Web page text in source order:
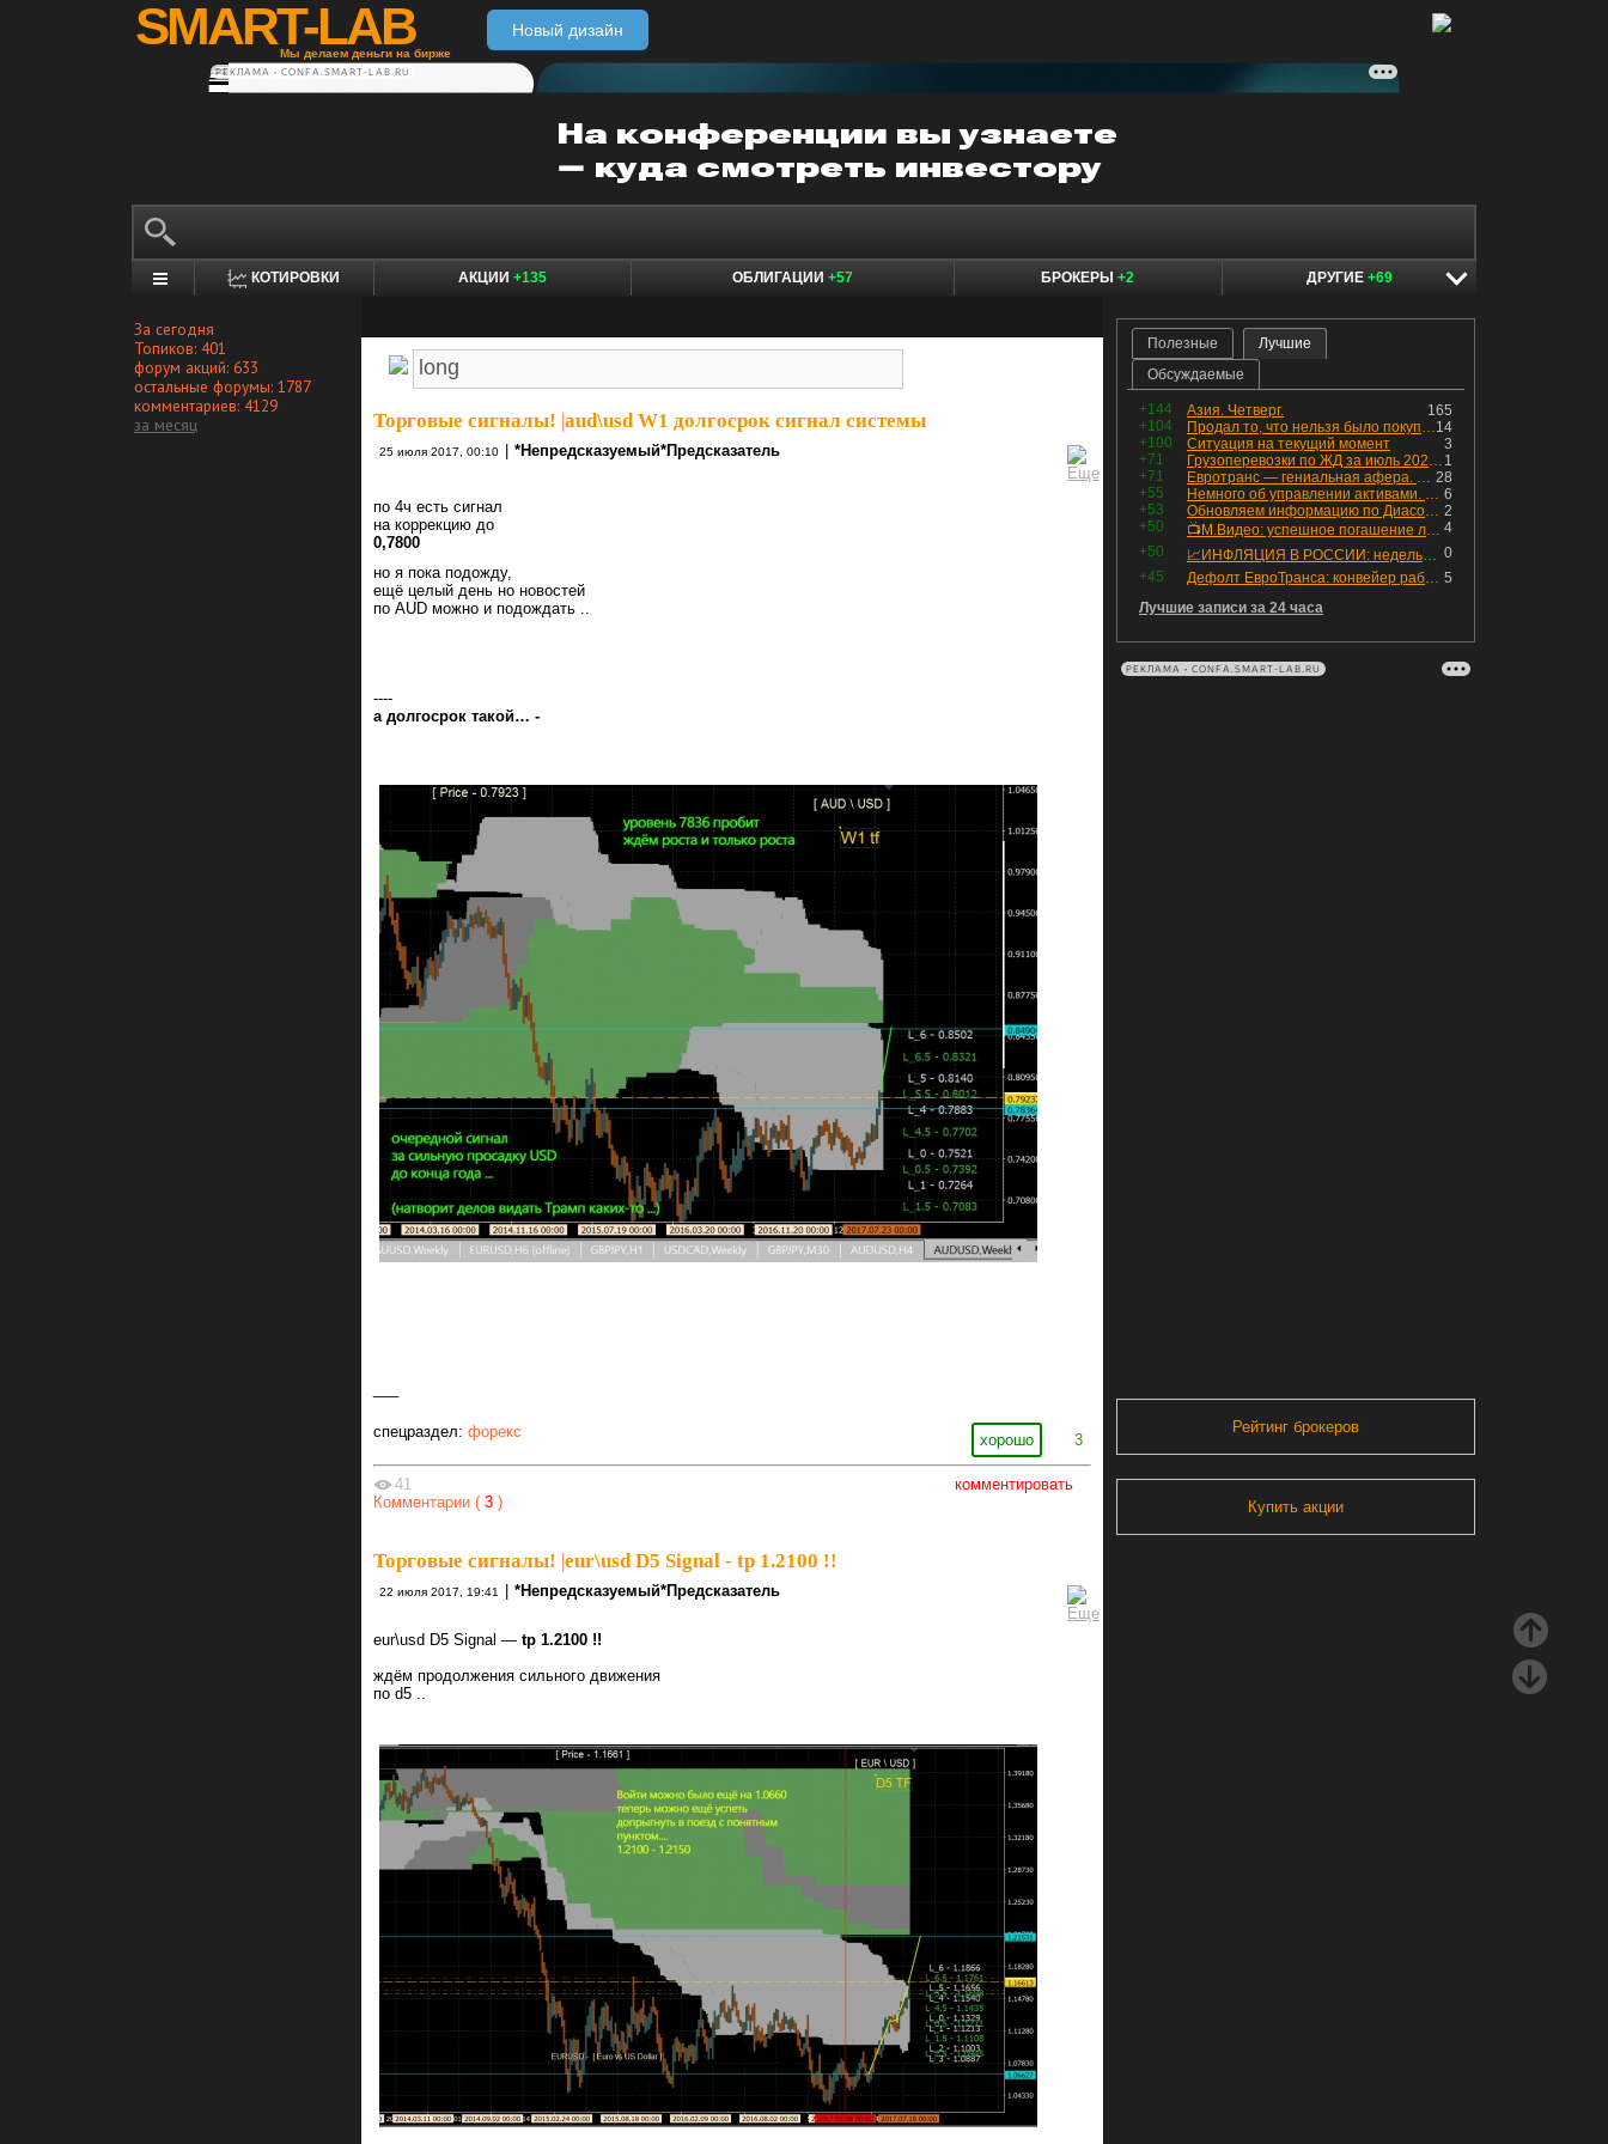
SMART-LAB
Мы делаем деньги на бирже
Новый дизайн
РЕКЛАМА • CONFA.SMART-LAB.RU
КОТИРОВКИ АКЦИИ +135 ОБЛИГАЦИИ +57 БРОКЕРЫ +2 ДРУГИЕ +69
За сегодня
Топиков: 401
форум акций: 633
остальные форумы: 1787
комментариев: 4129
за месяц
Торговые сигналы! aud\usd W1 долгосрок сигнал системы
25 июля 2017, 00:10 *Непредсказуемый*Предсказатель
по 4ч есть сигнал
на коррекцию до
0,7800
но я пока подожду,
ещё целый день но новостей
по AUD можно и подождать ..
----
а долгосрок такой… -
хорошо 3
спецраздел: форекс
комментировать
41
Комментарии ( 3 )
Торговые сигналы! |eur\usd D5 Signal - tp 1.2100 !!
22 июля 2017, 19:41 *Непредсказуемый*Предсказатель
eur\usd D5 Signal — tp 1.2100 !!
ждём продолжения сильного движения
по d5 ..
Полезные
Лучшие
Обсуждаемые
+144 165
Азия. Четверг.
+104
14
Продал то, что нельзя было покупать. Изменения в портфеле
+100
3
Ситуация на текущий момент
+71
1
Грузоперевозки по ЖД за июль 2026 г. — четвёртый месяц подряд роста, чёрные металлы на уровне прошлого года, а каменный уголь в плюсе.
+71
28
Евротранс — гениальная афера. Собрал с инвесторов денег, выплатил дивидендов больше текущей капитализации и ушёл в дефолт
+55
6
Немного об управлении активами. Для заинтересованных
+53
2
Обновляем информацию по Диасофту: дивиденды и выкуп
+50
4
📺М.Видео: успешное погашение любимого флоатера
+50
0
📈ИНФЛЯЦИЯ В РОССИИ: недельная дефляция, но в годовом выражении рост 😢
+45
5
Дефолт ЕвроТранса: конвейер работает исправно
Лучшие записи за 24 часа
РЕКЛАМА • CONFA.SMART-LAB.RU
Рейтинг брокеров
Купить акции